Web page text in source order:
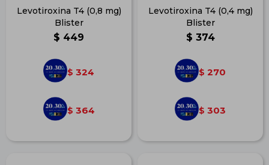
Levotiroxina T4 (0,8 mg)
Blister
$ 449
$ 324
$ 364
Levotiroxina T4 (0,4 mg)
Blister
$ 374
$ 270
$ 303